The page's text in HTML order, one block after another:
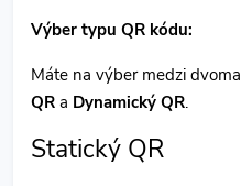
Výber typu QR kódu:
Máte na výber medzi
QR a Dynamický QR.
Statický QR